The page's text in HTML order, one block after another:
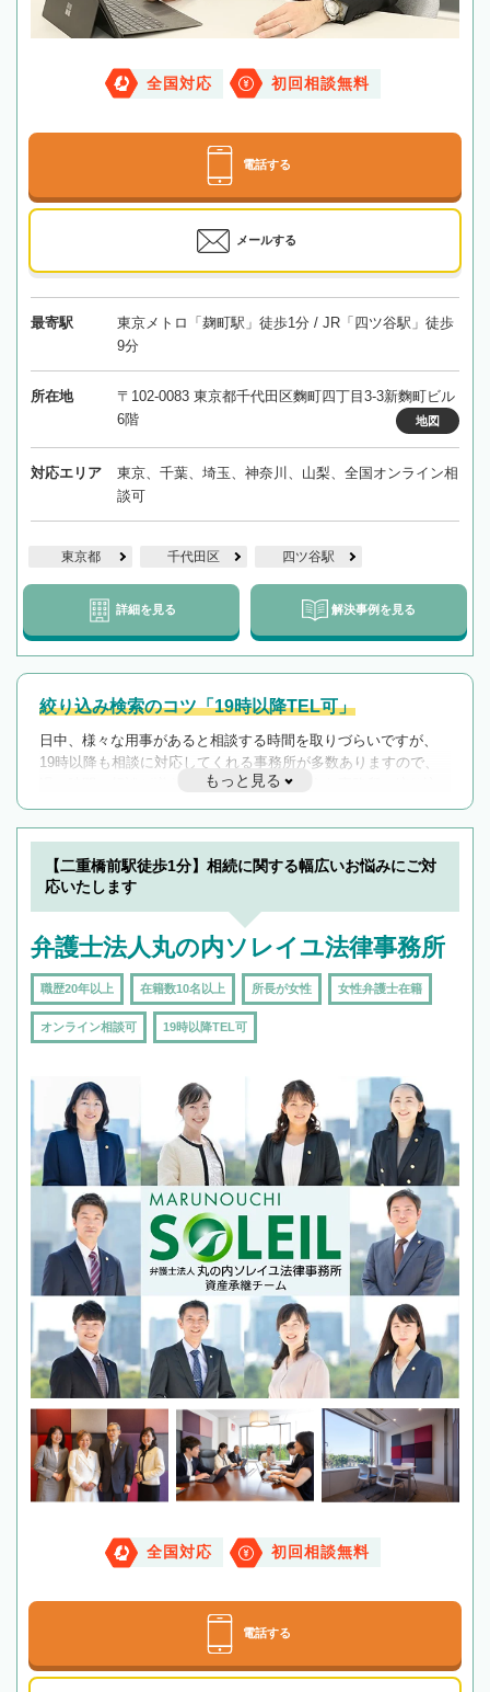
全国対応 初回相談無料
電話する
メールする
最寄駅
東京メトロ「麹町駅」徒歩1分 / JR「四ツ谷駅」徒歩
9分
所在地
〒102-0083 東京都千代田区麴町四丁目3-3新麴町ビル
6階
地図
対応エリア
東京、千葉、埼玉、神奈川、山梨、全国オンライン相
談可
東京都 千代田区 四ツ谷駅
詳細を見る 解決事例を見る
絞り込み検索のコツ「19時以降TEL可」
日中、様々な用事があると相談する時間を取りづらいですが、
19時以降も相談に対応してくれる事務所が多数ありますので、
遅い時間の相談が増えそうな場合はそのような事務所に絞り込
んで検索してみましょう。
19時以降TEL可の条件
を加えて再検索
もっと見る
【二重橋前駅徒歩1分】相続に関する幅広いお悩みにご対
応いたします
弁護士法人丸の内ソレイユ法律事務所
職歴20年以上 在籍数10名以上 所長が女性 女性弁護士在籍
オンライン相談可 19時以降TEL可
全国対応 初回相談無料
電話する